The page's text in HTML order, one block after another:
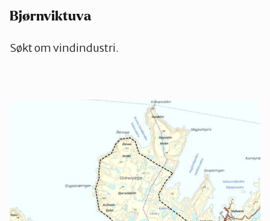
Bjørnviktuva
Søkt om vindindustri.